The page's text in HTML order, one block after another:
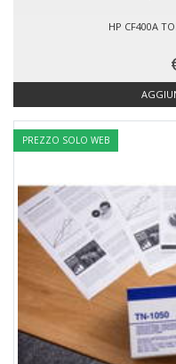
HP CF400A
PREZZO SOLO WEB